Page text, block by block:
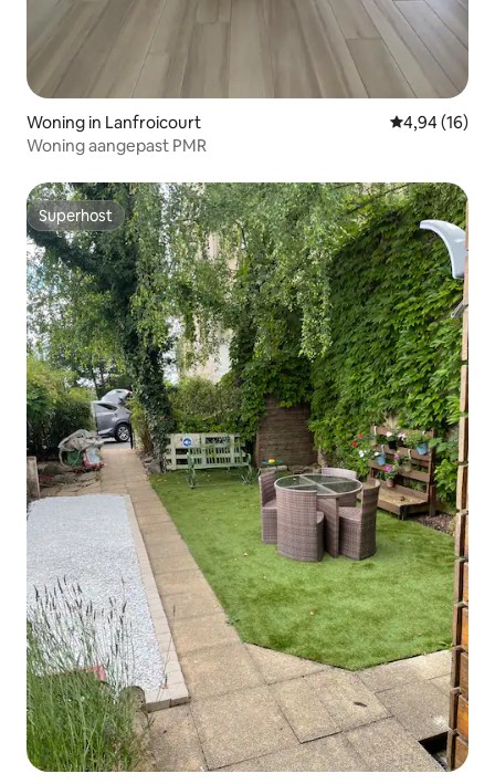
Woning in Lanfroicourt Gemiddelde
4,94 (16)
Woning aangepast PMR
Superhost
Superhost